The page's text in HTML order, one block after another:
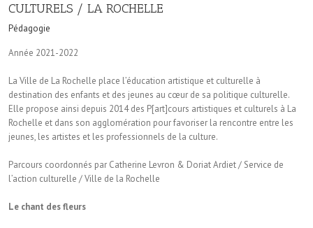
CULTURELS / LA ROCHELLE
Pédagogie
Année 2021-2022
La Ville de La Rochelle place l’éducation artistique et culturelle à
destination des enfants et des jeunes au cœur de sa politique culturelle.
Elle propose ainsi depuis 2014 des P[art]cours artistiques et culturels à La
Rochelle et dans son agglomération pour favoriser la rencontre entre les
jeunes, les artistes et les professionnels de la culture.
Parcours coordonnés par Catherine Levron & Doriat Ardiet / Service de
l’action culturelle / Ville de la Rochelle
Le chant des fleurs